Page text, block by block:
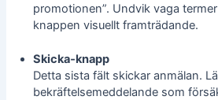
promotionen”. Undvik vaga
knappen visuellt framträdande.
Skicka‑knapp
Detta sista fält skickar anmälan.
bekräftelsemeddelande som